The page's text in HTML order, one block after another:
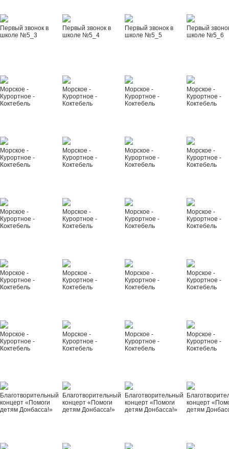
Первый звонок в
школе №5_3
Первый звонок в
школе №5_4
Первый звонок в
школе №5_5
Первый
школе №5_6
Морское -
Курортное -
Коктебель
Морское -
Курортное -
Коктебель
Морское -
Курортное -
Коктебель
Морское -
Курортное -
Коктебель
Морское -
Курортное -
Коктебель
Морское -
Курортное -
Коктебель
Морское -
Курортное -
Коктебель
Морское -
Курортное -
Коктебель
Морское -
Курортное -
Коктебель
Морское -
Курортное -
Коктебель
Морское -
Курортное -
Коктебель
Морское -
Курортное -
Коктебель
Морское -
Курортное -
Коктебель
Морское -
Курортное -
Коктебель
Морское -
Курортное -
Коктебель
Морское -
Курортное -
Коктебель
Морское -
Курортное -
Коктебель
Морское -
Курортное -
Коктебель
Морское -
Курортное -
Коктебель
Морское -
Курортное -
Коктебель
Благотворительный
концерт «Помоги
детям Донбасса!»
Благотворительный
концерт «Помоги
детям Донбасса!»
Благотворительный
концерт «Помоги
детям Донбасса!»
концерт
детям